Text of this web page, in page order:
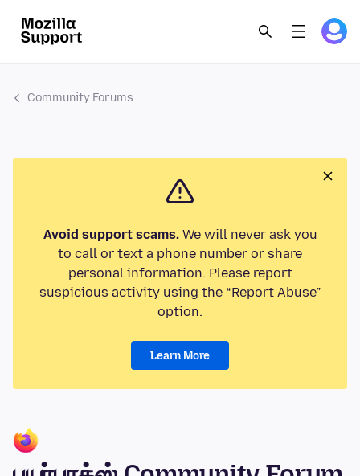
Community Forums
Avoid support scams.We will never ask you
to call or text a phone number or share
personal information. Please report
suspicious activity using the “Report Abuse”
option.
Learn More